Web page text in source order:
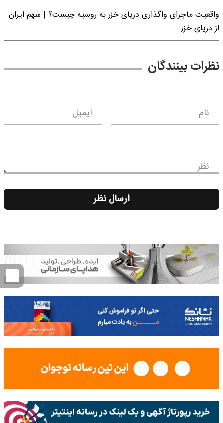
واقعیت ماجرای واگذاری دریای خزر به روسیه چیست؟ | سهم ایران
از دریای خزر
نظرات بینندگان
نام ایمیل
نظر
ارسال نظر